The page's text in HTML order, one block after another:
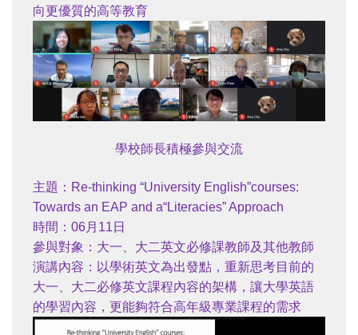
向更優質的高等教育
學校師長積極參與交流
主題：Re-thinking “University English”courses:
Towards an EAP and a“Literacies” Approach
時間：06月11日
參與對象：大一、大二英文必修課教師及其他教師
演講內容：以學術英文為出發點，重新思考目前的
大一、大二必修英文課程內容的架構，讓大學英語
的學習內容，更能夠符合高年級專業課程的需求